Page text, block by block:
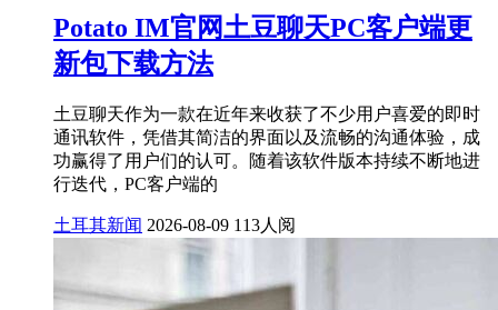
Potato IM官网土豆聊天PC客户端更
新包下载方法
土豆聊天作为一款在近年来收获了不少用户喜爱的即时
通讯软件，凭借其简洁的界面以及流畅的沟通体验，成
功赢得了用户们的认可。随着该软件版本持续不断地进
行迭代，PC客户端的
土耳其新闻 2026-08-09 113人阅